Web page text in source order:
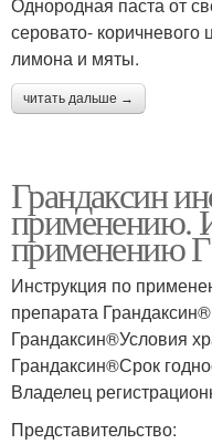
Однородная паста от
серовато- коричневого
лимона и мяты.
читать дальше →
Грандаксин
применению.
Инструкция по
препарата
Грандаксин®Условия
Грандаксин®Срок
Владелец
Представительство: